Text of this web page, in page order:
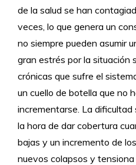
de la salud se han
veces, lo que genera un
no siempre pueden asumir
gran estrés por la situación
crónicas que sufre el
un cuello de botella que no
incrementarse. La
la hora de dar cobertura
bajas y un incremento de
nuevos colapsos y